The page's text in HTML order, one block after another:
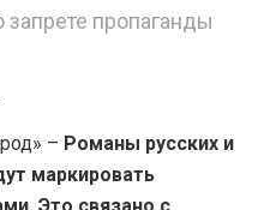
пропаганды
– Романы русских и
маркировать